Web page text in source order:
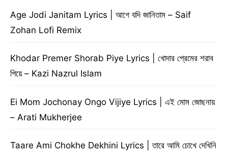
Age Jodi Janitam Lyrics | আগে যদি জানিতাম – Saif
Zohan Lofi Remix
Khodar Premer Shorab Piye Lyrics | খোদার প্রেমের শরাব
পিয়ে – Kazi Nazrul Islam
Ei Mom Jochonay Ongo Vijiye Lyrics | এই মোম জোছনায়
– Arati Mukherjee
Taare Ami Chokhe Dekhini Lyrics | তারে আমি চোখে দেখিনি